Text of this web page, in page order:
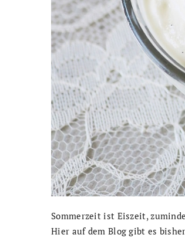
Sommerzeit ist Eiszeit,
Hier auf dem Blog gibt es